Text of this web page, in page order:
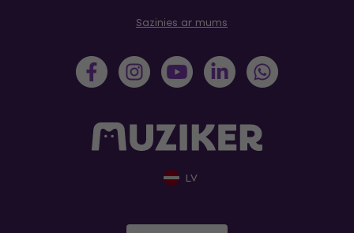
Sazinies ar mums
LV